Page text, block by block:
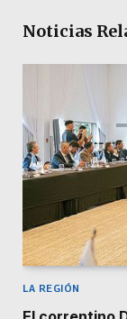
Noticias
LA REGIÓN